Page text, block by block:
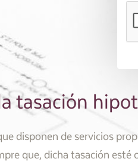
tasación
disponen de servicios
que, dicha tasación